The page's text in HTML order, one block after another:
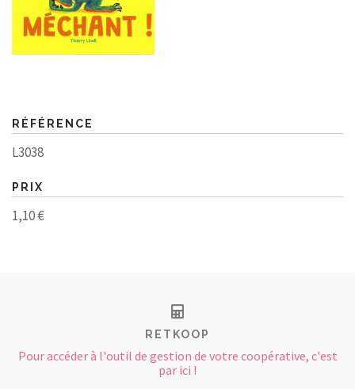
RÉFÉRENCE
L3038
PRIX
1,10 €
RETKOOP
Pour accéder à l'outil de gestion de votre coopérative, c'est
par ici !